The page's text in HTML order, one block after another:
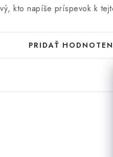
kto napíše príspevok k
PRIDAŤ